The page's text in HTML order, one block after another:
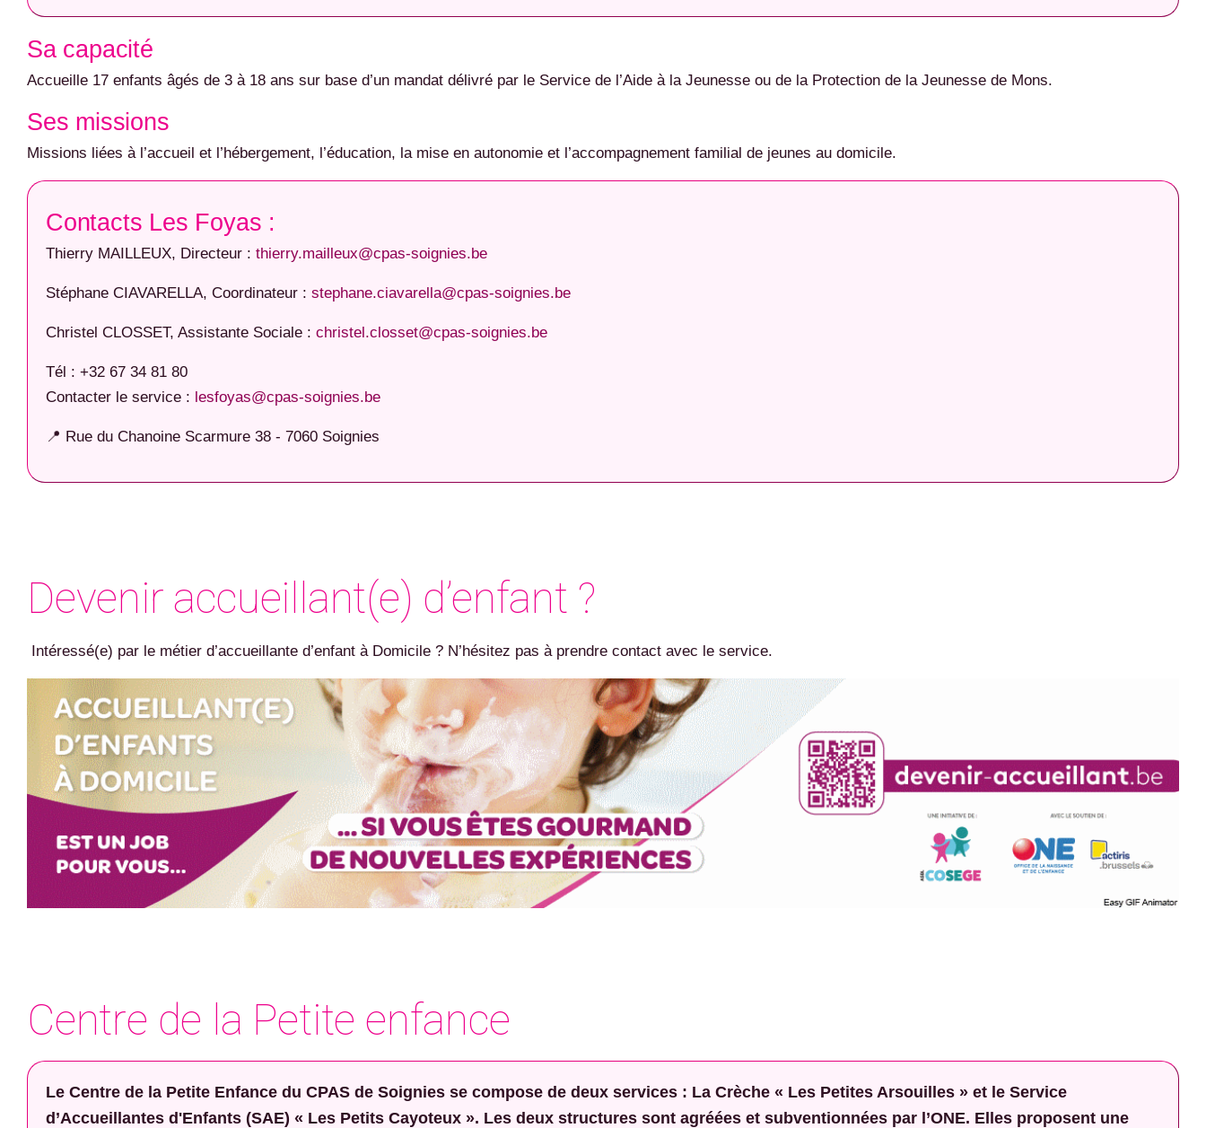
Sa capacité
Accueille 17 enfants âgés de 3 à 18 ans sur base d’un mandat délivré par le Service de l’Aide à la Jeunesse ou de la Protection de la Jeunesse de Mons.
Ses missions
Missions liées à l’accueil et l’hébergement, l’éducation, la mise en autonomie et l’accompagnement familial de jeunes au domicile.
Contacts Les Foyas :
Thierry MAILLEUX, Directeur : thierry.mailleux@cpas-soignies.be
Stéphane CIAVARELLA, Coordinateur : stephane.ciavarella@cpas-soignies.be
Christel CLOSSET, Assistante Sociale : christel.closset@cpas-soignies.be
Tél : +32 67 34 81 80
Contacter le service : lesfoyas@cpas-soignies.be
📍 Rue du Chanoine Scarmure 38 - 7060 Soignies
Devenir accueillant(e) d’enfant ?
Intéressé(e) par le métier d’accueillante d’enfant à Domicile ? N’hésitez pas à prendre contact avec le service.
Centre de la Petite enfance
Le Centre de la Petite Enfance du CPAS de Soignies se compose de deux services : La Crèche « Les Petites Arsouilles » et le Service
d’Accueillantes d'Enfants (SAE) « Les Petits Cayoteux ». Les deux structures sont agréées et subventionnées par l’ONE. Elles proposent une